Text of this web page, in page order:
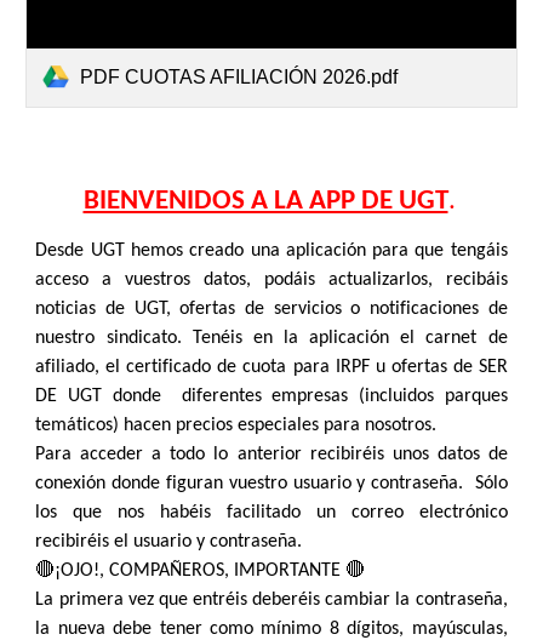
PDF CUOTAS AFILIACIÓN 2026.pdf
BIENVENIDOS A LA APP DE UGT.
Desde UGT hemos creado una aplicación para que tengáis
acceso a vuestros datos, podáis actualizarlos, recibáis
noticias de UGT, ofertas de servicios o notificaciones de
nuestro sindicato. Tenéis en la aplicación el carnet de
afiliado, el certificado de cuota para IRPF u ofertas de SER
DE UGT donde diferentes empresas (incluidos parques
temáticos) hacen precios especiales para nosotros.
Para acceder a todo lo anterior recibiréis unos datos de
conexión donde figuran vuestro usuario y contraseña. Sólo
los que nos habéis facilitado un correo electrónico
recibiréis el usuario y contraseña.
🔴¡OJO!, COMPAÑEROS, IMPORTANTE 🔴
La primera vez que entréis deberéis cambiar la contraseña,
la nueva debe tener como mínimo 8 dígitos, mayúsculas,